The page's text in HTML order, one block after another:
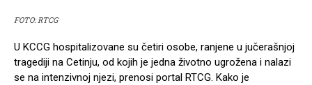
FOTO: RTCG
U KCCG hospitalizovane su četiri osobe, ranjene u jučerašnjoj
tragediji na Cetinju, od kojih je jedna životno ugrožena i nalazi
se na intenzivnoj njezi, prenosi portal RTCG. Kako je